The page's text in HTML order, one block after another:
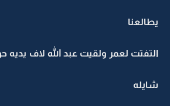
يطالعنا
التفتت لعمر ولقيت عبد الله لاف يديه
شايله